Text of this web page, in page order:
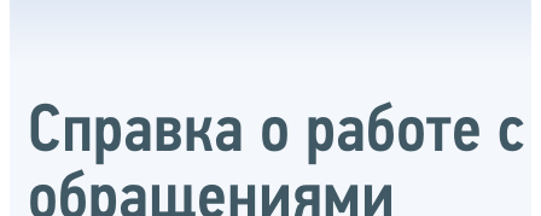
Справка о работе с
обращениями